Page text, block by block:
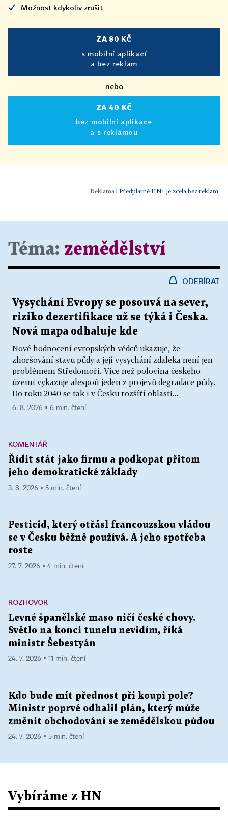
Možnost kdykoliv zrušit
ZA 80 KČ
s mobilní aplikací
a bez reklam
nebo
ZA 40 KČ
bez mobilní aplikace
a s reklamou
Předplatné HN+ je zcela bez reklam.
Téma: zemědělství
ODEBÍRAT
Vysychání Evropy se posouvá na sever,
riziko dezertifikace už se týká i Česka.
Nová mapa odhaluje kde
Nové hodnocení evropských vědců ukazuje, že
zhoršování stavu půdy a její vysychání zdaleka není jen
problémem Středomoří. Více než polovina českého
území vykazuje alespoň jeden z projevů degradace půdy.
Do roku 2040 se tak i v Česku rozšíří oblasti...
6. 8. 2026 ▪ 6 min. čtení
KOMENTÁŘ
Řídit stát jako firmu a podkopat přitom
jeho demokratické základy
3. 8. 2026 ▪ 5 min. čtení
Pesticid, který otřásl francouzskou vládou
se v Česku běžně používá. A jeho spotřeba
roste
27. 7. 2026 ▪ 4 min. čtení
ROZHOVOR
Levné španělské maso ničí české chovy.
Světlo na konci tunelu nevidím, říká
ministr Šebestyán
24. 7. 2026 ▪ 11 min. čtení
Kdo bude mít přednost při koupi pole?
Ministr poprvé odhalil plán, který může
změnit obchodování se zemědělskou půdou
24. 7. 2026 ▪ 5 min. čtení
Vybíráme z HN